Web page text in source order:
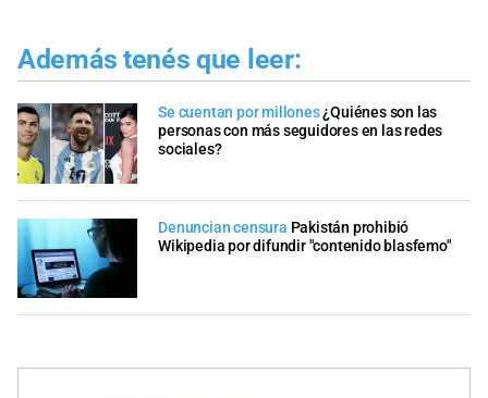
Además tenés que leer:
Se cuentan por millones¿Quiénes son las
personas con más seguidores en las redes
sociales?
Denuncian censura Pakistán prohibió
Wikipedia por difundir "contenido blasfemo"